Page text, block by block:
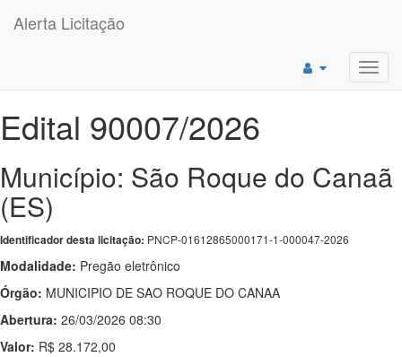
Alerta Licitação
Edital 90007/2026
Município: São Roque do Canaã
(ES)
Identificador desta licitação: PNCP-01612865000171-1-000047-2026
Modalidade: Pregão eletrônico
Órgão: MUNICIPIO DE SAO ROQUE DO CANAA
Abertura: 26/03/2026 08:30
Valor: R$ 28.172,00